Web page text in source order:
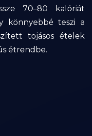
70–80 kalóriát
könnyebbé teszi a
tojásos ételek
étrendbe.